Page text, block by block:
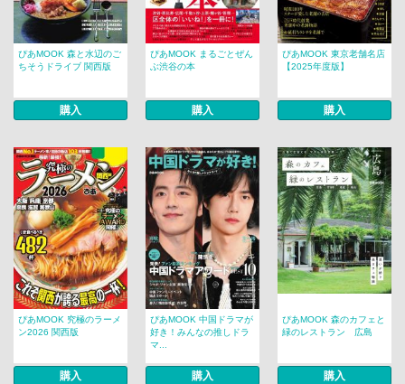
ぴあMOOK 森と水辺のご
ちそうドライブ 関西版
購入
ぴあMOOK まるごとぜん
ぶ渋谷の本
購入
ぴあMOOK 東京老舗名店
【2025年度版】
購入
ぴあMOOK 究極のラーメ
ン2026 関西版
購入
ぴあMOOK 中国ドラマが
好き！みんなの推しドラ
マ...
購入
ぴあMOOK 森のカフェと
緑のレストラン 広島
購入